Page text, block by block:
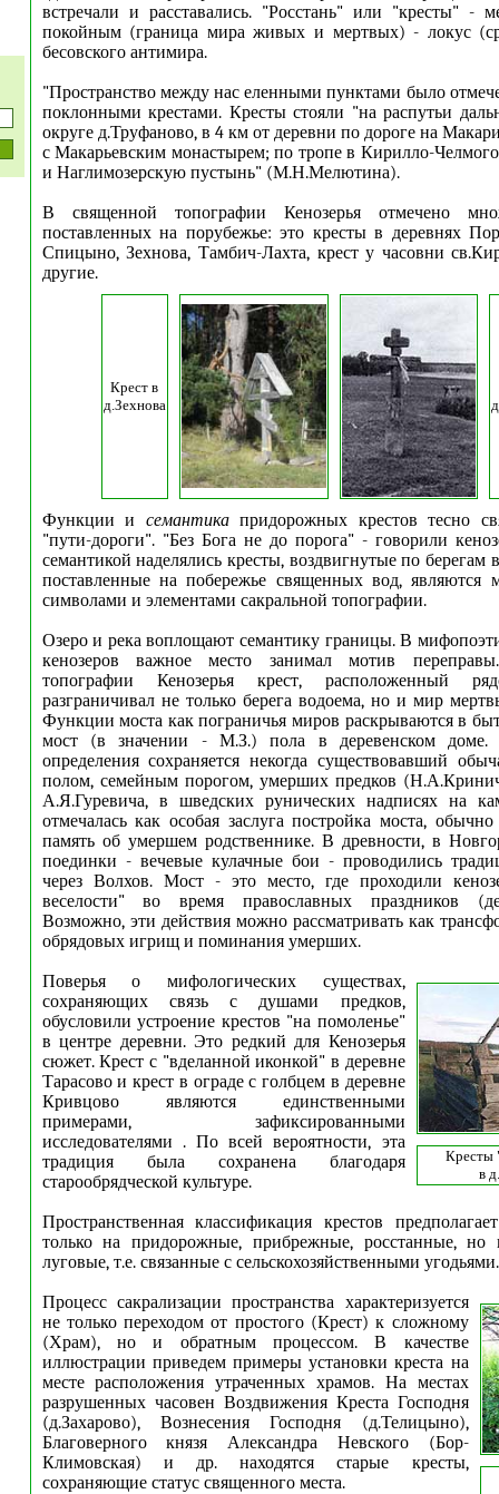
встречали и расставались. "Росстань" или "кресты" -
покойным (граница мира живых и мертвых) - локус
бесовского антимира.
"Пространство между нас еленными пунктами было
поклонными крестами. Кресты стояли "на распутьи
округе д.Труфаново, в 4 км от деревни по дороге на
с Макарьевским монастырем; по тропе в Кирилло-
и Наглимозерскую пустынь" (М.Н.Мелютина).
В священной топографии Кенозерья отмечено
поставленных на порубежье: это кресты в деревнях
Спицыно, Зехнова, Тамбич-Лахта, крест у часовни
другие.
Крест в
д.Зехнова
Функции и семантикапридорожных крестов тесно
"пути-дороги". "Без Бога не до порога" - говорили
семантикой наделялись кресты, воздвигнутые по берегам
поставленные на побережье священных вод, являются
символами и элементами сакральной топографии.
Озеро и река воплощают семантику границы. В
кенозеров важное место занимал мотив
топографии Кенозерья крест, расположенный
разграничивал не только берега водоема, но и мир
Функции моста как пограничья миров раскрываются в
мост (в значении - М.З.) пола в деревенском доме.
определения сохраняется некогда существовавший
полом, семейным порогом, умерших предков
А.Я.Гуревича, в шведских рунических надписях на
отмечалась как особая заслуга постройка моста,
память об умершем родственнике. В древности, в
поединки - вечевые кулачные бои - проводились
через Волхов. Мост - это место, где проходили
веселости" во время православных праздников
Возможно, эти действия можно рассматривать как
обрядовых игрищ и поминания умерших.
Кресты
в
Поверья о мифологических существах,
сохраняющих связь с душами предков,
обусловили устроение крестов "на помоленье"
в центре деревни. Это редкий для Кенозерья
сюжет. Крест с "вделанной иконкой" в деревне
Тарасово и крест в ограде с голбцем в деревне
Кривцово являются единственными
примерами, зафиксированными
исследователями . По всей вероятности, эта
традиция была сохранена благодаря
старообрядческой культуре.
Пространственная классификация крестов
только на придорожные, прибрежные, росстанные,
луговые, т.е. связанные с сельскохозяйственными угодьями.
Процесс сакрализации пространства характеризуется
не только переходом от простого (Крест) к сложному
(Храм), но и обратным процессом. В качестве
иллюстрации приведем примеры установки креста на
месте расположения утраченных храмов. На местах
разрушенных часовен Воздвижения Креста Господня
(д.Захарово), Вознесения Господня (д.Телицыно),
Благоверного князя Александра Невского (Бор-
Климовская) и др. находятся старые кресты,
сохраняющие статус священного места.